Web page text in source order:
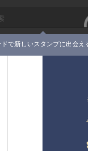
で新しいスタンプに出会え